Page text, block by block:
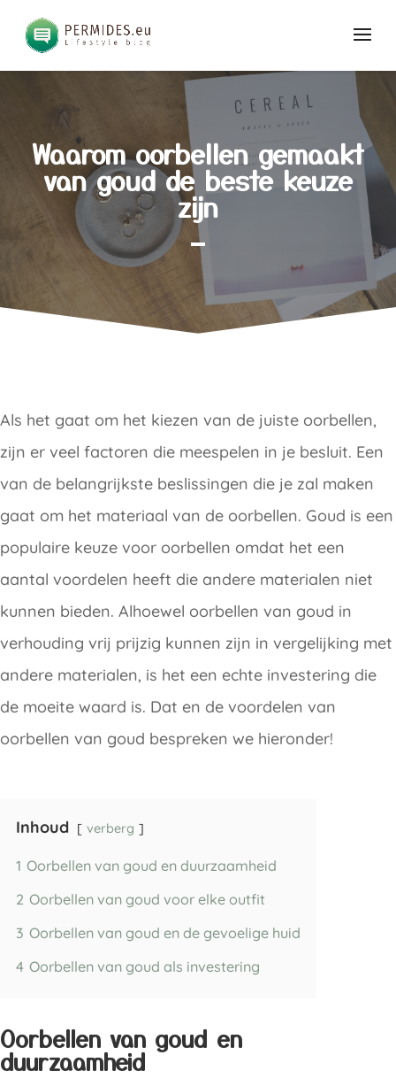
Waarom oorbellen gemaakt
van goud de beste keuze
zijn
Als het gaat om het kiezen van de juiste oorbellen,
zijn er veel factoren die meespelen in je besluit. Een
van de belangrijkste beslissingen die je zal maken
gaat om het materiaal van de oorbellen. Goud is een
populaire keuze voor oorbellen omdat het een
aantal voordelen heeft die andere materialen niet
kunnen bieden. Alhoewel oorbellen van goud in
verhouding vrij prijzig kunnen zijn in vergelijking met
andere materialen, is het een echte investering die
de moeite waard is. Dat en de voordelen van
oorbellen van goud bespreken we hieronder!
Inhoud verberg
1 Oorbellen van goud en duurzaamheid
2 Oorbellen van goud voor elke outfit
3 Oorbellen van goud en de gevoelige huid
4 Oorbellen van goud als investering
Oorbellen van goud en
duurzaamheid